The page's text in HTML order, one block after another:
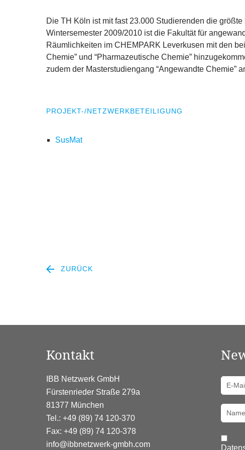
Die TH Köln ist mit fast 23.000 Studierenden die
Wintersemester 2009/2010 ist die Fakultät für
Räumlichkeiten im CHEMPARK Leverkusen mit den
Chemie” und “Pharmazeutische Chemie”
zudem der Masterstudiengang “Angewandte Chemie”
PROJEKT-/NETZWERKBETEILIGUNG
SusMat
ZURÜCK
Kontakt
IBB Netzwerk GmbH
Fürstenrieder Straße 279a
81377 München
Tel.: +49 (89) 74 120-370
Fax: +49 (89) 74 120-378
info@ibbnetzwerk-gmbh.com
E-Mail
Name